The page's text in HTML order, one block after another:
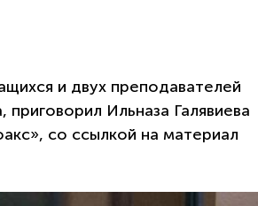
и двух преподавателей
Ильназа Галявиева
со ссылкой на материал